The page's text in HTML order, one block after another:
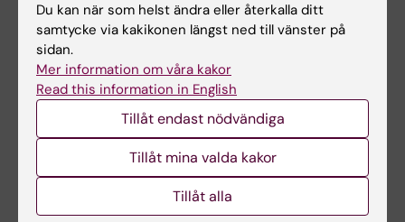
Innehållsgranskare:
Margaret Sällberg Chen
Redaktör:Christina Sundqvist
Sidan uppdaterad:2026-03-04
Dela
Du kan när som helst ändra eller återkalla ditt
samtycke via kakikonen längst ned till vänster på
sidan.
Mer information om våra kakor
Read this information in English
Tillåt endast nödvändiga
Tillåt mina valda kakor
Tillåt alla